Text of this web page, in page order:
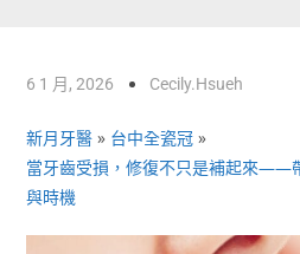
6 1 月, 2026 Cecily.hsueh
新月牙醫 » 台中全瓷冠 »
當牙齒受損，修復不只是補起來——
與時機